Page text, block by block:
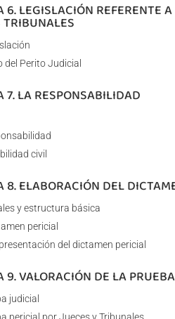
LEGISLACIÓN REFERENTE
TRIBUNALES
del Perito Judicial
LA RESPONSABILIDAD
civil
8. ELABORACIÓN DEL
y estructura básica
pericial
del dictamen pericial
VALORACIÓN DE LA
judicial